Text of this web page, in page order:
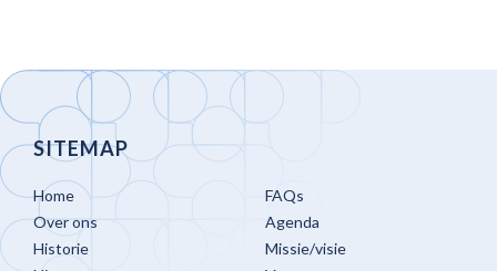
SITEMAP
Home
Over ons
Historie
FAQs
Agenda
Missie/visie